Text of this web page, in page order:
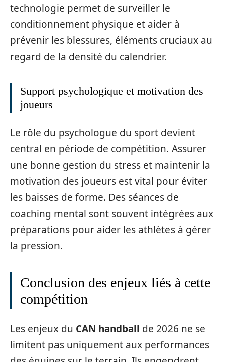
technologie permet de surveiller le
conditionnement physique et aider à
prévenir les blessures, éléments cruciaux au
regard de la densité du calendrier.
Support psychologique et motivation des
joueurs
Le rôle du psychologue du sport devient
central en période de compétition. Assurer
une bonne gestion du stress et maintenir la
motivation des joueurs est vital pour éviter
les baisses de forme. Des séances de
coaching mental sont souvent intégrées aux
préparations pour aider les athlètes à gérer
la pression.
Conclusion des enjeux liés à cette
compétition
Les enjeux du CAN handball de 2026 ne se
limitent pas uniquement aux performances